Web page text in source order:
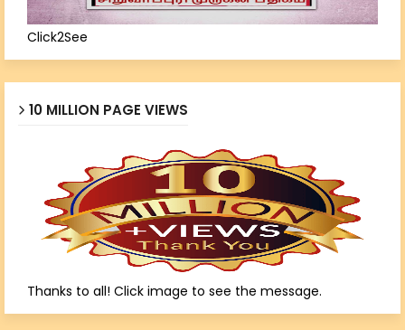
Click2See
10 MILLION PAGE VIEWS
Thanks to all! Click image to see the message.